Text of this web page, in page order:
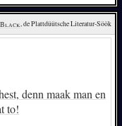
, de Plattdüütsche Literatur-Söök
denn maak man en
to!